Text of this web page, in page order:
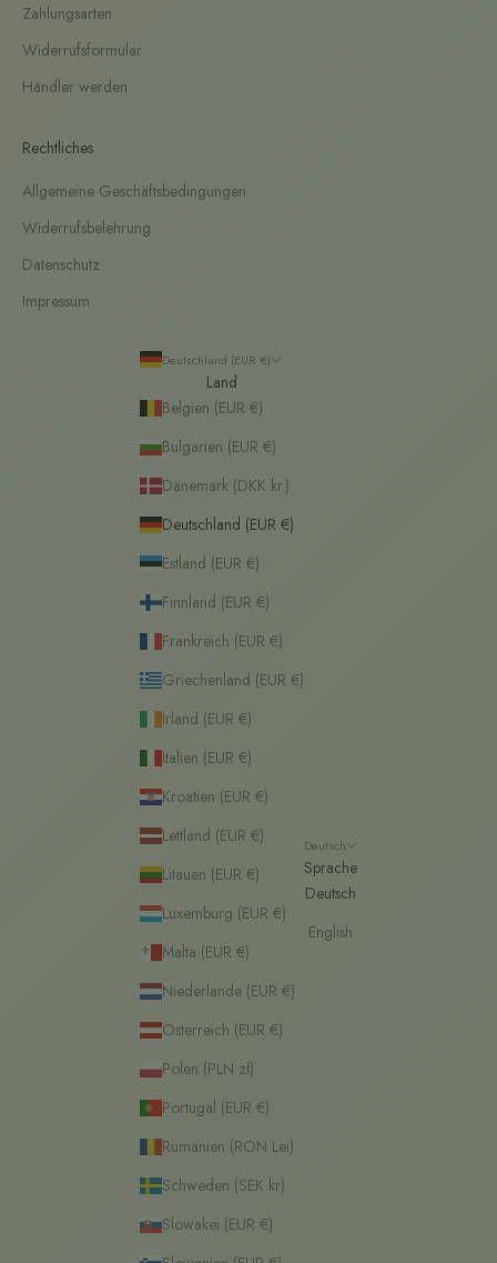
Zahlungsarten
Widerrufsformular
Händler werden
Rechtliches
Allgemeine Geschäftsbedingungen
Widerrufsbelehrung
Datenschutz
Impressum
Deutschland (EUR €)
Land
Belgien (EUR €)
Bulgarien (EUR €)
Dänemark (DKK kr.)
Deutschland (EUR €)
Estland (EUR €)
Finnland (EUR €)
Frankreich (EUR €)
Griechenland (EUR €)
Irland (EUR €)
Italien (EUR €)
Kroatien (EUR €)
Lettland (EUR €)
Litauen (EUR €)
Luxemburg (EUR €)
Malta (EUR €)
Niederlande (EUR €)
Österreich (EUR €)
Polen (PLN zł)
Portugal (EUR €)
Rumänien (RON Lei)
Schweden (SEK kr)
Slowakei (EUR €)
Deutsch
Sprache
Deutsch
English